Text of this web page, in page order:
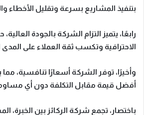
بتنفيذ المشاريع بسرعة وتقليل الأخطاء
رابعًا، يتميز التزام الشركة بالجودة العالية،
الاحترافية وتكسب ثقة العملاء على
وأخيرًا، توفر الشركة أسعارًا تنافسية،
أفضل قيمة مقابل التكلفة دون أي
باختصار ، تجمع شركة الركائز بين الخبرة،